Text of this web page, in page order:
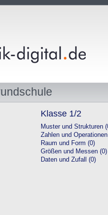
Klasse 1/2
Muster und Strukturen
Zahlen und
Raum und Form (0)
Größen und Messen (0)
Daten und Zufall (0)